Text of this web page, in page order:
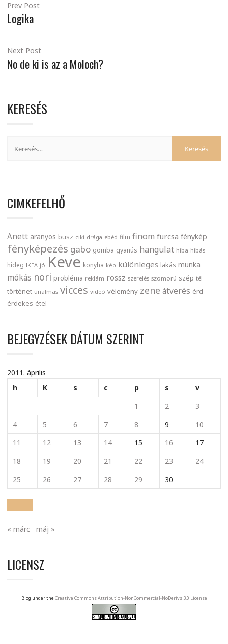
Prev Post
Logika
Next Post
No de ki is az a Moloch?
KERESÉS
CIMKEFELHŐ
Anett aranyos busz ciki drága ebéd film finom furcsa fénykép
fényképezés gabo gomba gyanús hangulat hiba hibás
hideg IKEA jó Keve konyha kép különleges lakás munka
mókás nori probléma reklám rossz szerelés szomorú szép tél
történet unalmas vicces videó vélemény zene átverés érd
érdekes étel
BEJEGYZÉSEK DÁTUM SZERINT
2011. április
h
K s c p s
v
1
2
3
4
5 6 7 8 9
10
11
12 13 14 15 16
17
18
19 20 21 22 23
24
25
26 27 28 29 30
« márc máj »
LICENSZ
Blog under the Creative Commons Attribution-NonCommercial-NoDerivs 3.0 License